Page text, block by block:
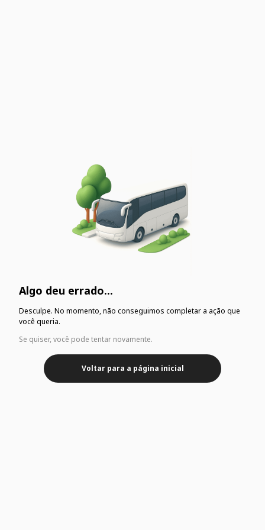
Algo deu errado...
Desculpe. No momento, não conseguimos completar a ação que
você queria.
Se quiser, você pode tentar novamente.
Voltar para a página inicial